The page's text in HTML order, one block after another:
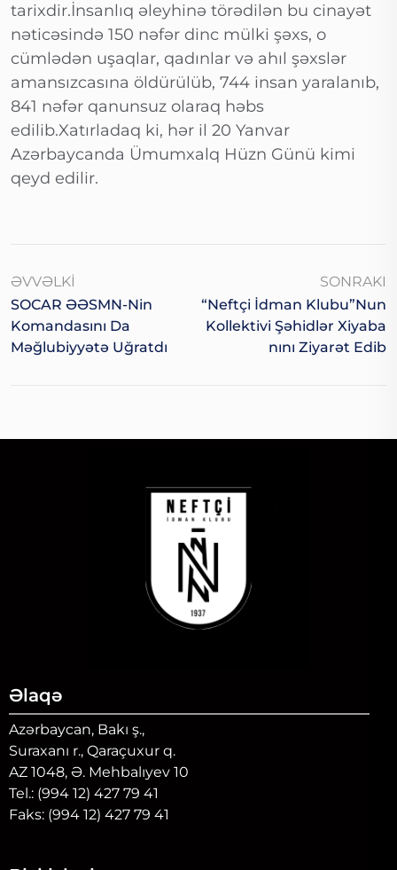
tarixdir.İnsanlıq əleyhinə törədilən bu cinayət
nəticəsində 150 nəfər dinc mülki şəxs, o
cümlədən uşaqlar, qadınlar və ahıl şəxslər
amansızcasına öldürülüb, 744 insan yaralanıb,
841 nəfər qanunsuz olaraq həbs
edilib.Xatırladaq ki, hər il 20 Yanvar
Azərbaycanda Ümumxalq Hüzn Günü kimi
qeyd edilir.
ƏVVƏLKI
SOCAR ƏƏSMN-Nin
Komandasını Da
Məğlubiyyətə Uğratdı
SONRAKI
“Neftçi İdman Klubu”nun
Kollektivi Şəhidlər Xiyaba
Nını Ziyarət Edib
Əlaqə
Azərbaycan, Bakı ş.,
Suraxanı r., Qaraçuxur q.
AZ 1048, Ə. Mehbalıyev 10
Tel.: (994 12) 427 79 41
Faks: (994 12) 427 79 41